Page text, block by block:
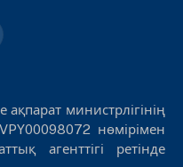
министрлігінің
нөмірімен
агенттігі ретінде